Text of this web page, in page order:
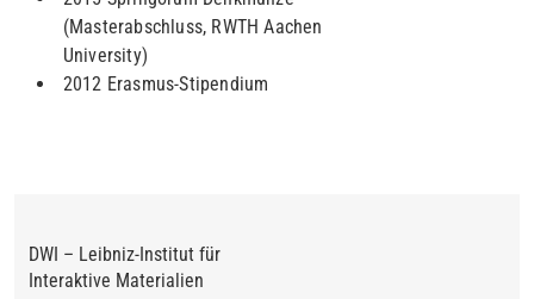
(Masterabschluss, RWTH Aachen
University)
2012 Erasmus-Stipendium
DWI – Leibniz-Institut für
Interaktive Materialien